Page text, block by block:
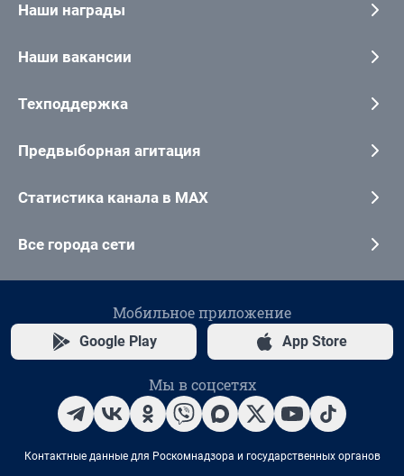
Наши награды
Наши вакансии
Техподдержка
Предвыборная агитация
Статистика канала в MAX
Все города сети
Мобильное приложение
Google Play App Store
Мы в соцсетях
Контактные данные для Роскомнадзора и государственных органов